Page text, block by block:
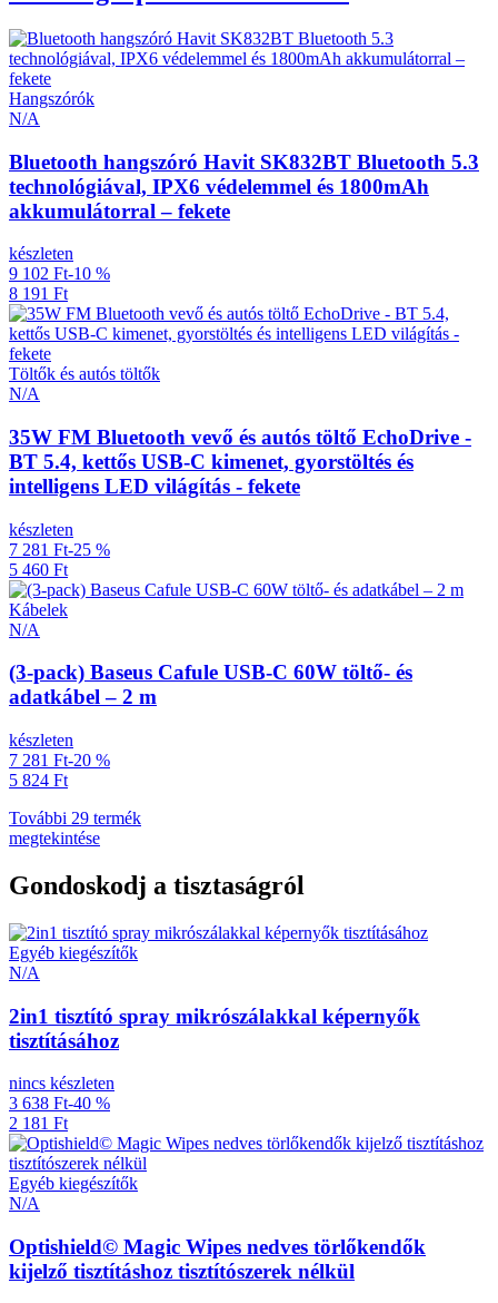
Hangszórók
N/A
Bluetooth hangszóró Havit SK832BT Bluetooth 5.3
technológiával, IPX6 védelemmel és 1800mAh
akkumulátorral – fekete
készleten
9 102 Ft-10 %
8 191 Ft
Töltők és autós töltők
N/A
35W FM Bluetooth vevő és autós töltő EchoDrive -
BT 5.4, kettős USB-C kimenet, gyorstöltés és
intelligens LED világítás - fekete
készleten
7 281 Ft-25 %
5 460 Ft
Kábelek
N/A
(3-pack) Baseus Cafule USB-C 60W töltő- és
adatkábel – 2 m
készleten
7 281 Ft-20 %
5 824 Ft
További 29 termék
megtekintése
Gondoskodj a tisztaságról
Egyéb kiegészítők
N/A
2in1 tisztító spray mikrószálakkal képernyők
tisztításához
nincs készleten
3 638 Ft-40 %
2 181 Ft
Egyéb kiegészítők
N/A
Optishield© Magic Wipes nedves törlőkendők
kijelző tisztításhoz tisztítószerek nélkül